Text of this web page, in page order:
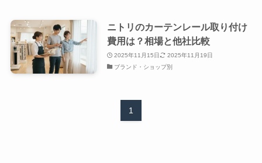
ニトリのカーテンレール取り付け
費用は？相場と他社比較
2025年11月15日
2025年11月19日
ブランド・ショップ別
1